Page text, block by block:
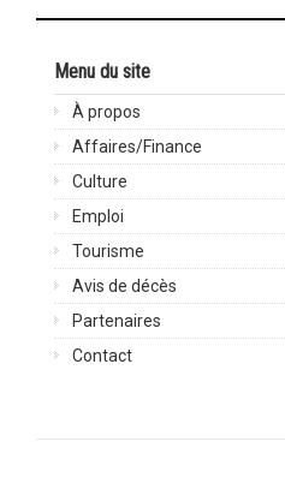
Menu du site
À propos
Affaires/Finance
Culture
Emploi
Tourisme
Avis de décès
Partenaires
Contact